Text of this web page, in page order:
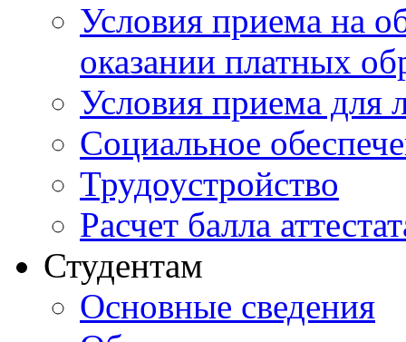
Условия приема на
оказании платных
Условия приема для
Социальное
Трудоустройство
Расчет балла
Студентам
Основные сведения